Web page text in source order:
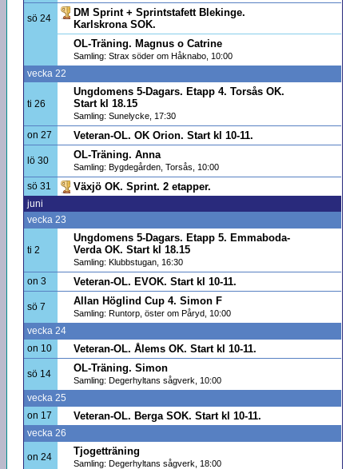
sö 24
DM Sprint + Sprintstafett Blekinge.
Karlskrona SOK.
OL-Träning. Magnus o Catrine
Samling: Strax söder om Håknabo, 10:00
vecka 22
ti 26
Ungdomens 5-Dagars. Etapp 4. Torsås OK.
Start kl 18.15
Samling: Sunelycke, 17:30
on 27 Veteran-OL. OK Orion. Start kl 10-11.
lö 30 OL-Träning. Anna
Samling: Bygdegården, Torsås, 10:00
sö 31 Växjö OK. Sprint. 2 etapper.
juni
vecka 23
ti 2
Ungdomens 5-Dagars. Etapp 5. Emmaboda-
Verda OK. Start kl 18.15
Samling: Klubbstugan, 16:30
on 3 Veteran-OL. EVOK. Start kl 10-11.
sö 7 Allan Höglind Cup 4. Simon F
Samling: Runtorp, öster om Påryd, 10:00
vecka 24
on 10
Veteran-OL. Ålems OK. Start kl 10-11.
sö 14 OL-Träning. Simon
Samling: Degerhyltans sågverk, 10:00
vecka 25
on 17
Veteran-OL. Berga SOK. Start kl 10-11.
vecka 26
on 24 Tjogetträning
Samling: Degerhyltans sågverk, 18:00